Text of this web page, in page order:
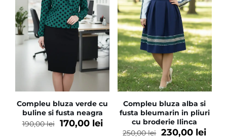
Compleu bluza verde cu
buline si fusta neagra
190,00lei 170,00 lei
Compleu bluza alba si
fusta bleumarin in pliuri
cu broderie Ilinca
250,00lei 230,00 lei